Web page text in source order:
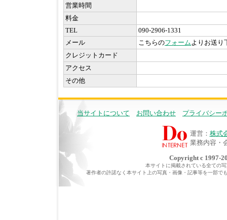
営業時間
料金
TEL
090-2906-1331
メール
こちらのフォームよりお送り
クレジットカード
アクセス
その他
当サイトについて お問い合わせ プライバシー
運営： 株式
業務内容・
Copyright c 1997-
本サイトに掲載されている全ての
著作者の許諾なく本サイト上の写真・画像・記事等を一部で